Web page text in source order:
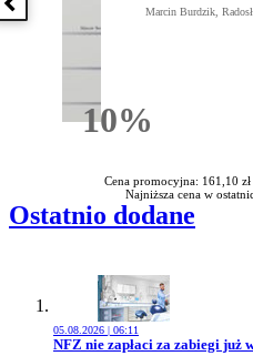
Poprzednia książka
10%Rabatu
Marcin Burdzik,
Cena promocyjna: 161,10 zł
Najniższa cena w
Ostatnio dodane
05.08.2026 | 06:11
Przejdź do artykułu:
NFZ nie zapłaci za zabiegi już